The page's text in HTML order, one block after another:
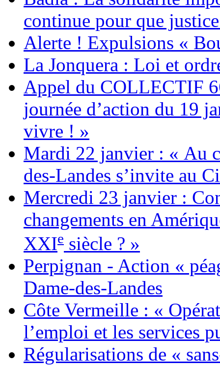
continue pour que
Alerte ! Expulsions «
La Jonquera : Loi et
Appel du COLLECTIF
journée d’action du 19
vivre ! »
Mardi 22 janvier : « Au
des-Landes s’invite au
Mercredi 23 janvier :
changements en
XXIe siècle ? »
Perpignan - Action «
Dame-des-Landes
Côte Vermeille : «
l’emploi et les services
Régularisations de «